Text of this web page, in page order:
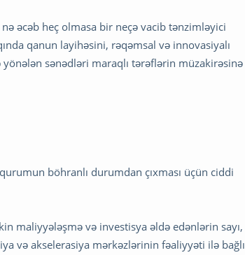
əcəb heç olmasa bir neçə vacib tənzimləyici
qanun layihəsini, rəqəmsal və innovasiyalı
sənədləri maraqlı tərəflərin müzakirəsinə
böhranlı durumdan çıxması üçün ciddi
maliyyələşmə və investisya əldə edənlərin sayı,
və akselerasiya mərkəzlərinin fəaliyyəti ilə bağlı